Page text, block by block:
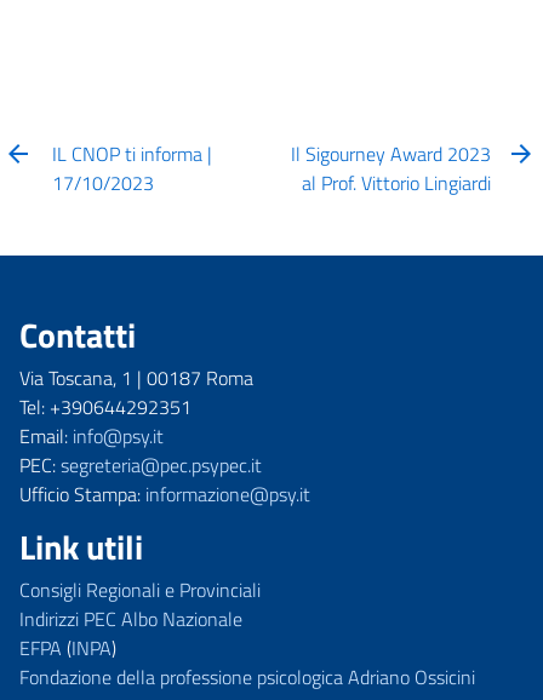
IL CNOP ti informa |
17/10/2023
Il Sigourney Award 2023
al Prof. Vittorio Lingiardi
Contatti
Via Toscana, 1 | 00187 Roma
Tel: +390644292351
Email: info@psy.it
PEC:segreteria@pec.psypec.it
Ufficio Stampa: informazione@psy.it
Link utili
Consigli Regionali e Provinciali
Indirizzi PEC Albo Nazionale
EFPA (INPA)
Fondazione della professione psicologica Adriano Ossicini